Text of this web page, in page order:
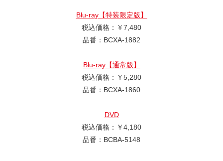
Blu-ray【特装限定版】
税込価格：￥7,480
品番：BCXA-1882
Blu-ray【通常版】
税込価格：￥5,280
品番：BCXA-1860
DVD
税込価格：￥4,180
品番：BCBA-5148